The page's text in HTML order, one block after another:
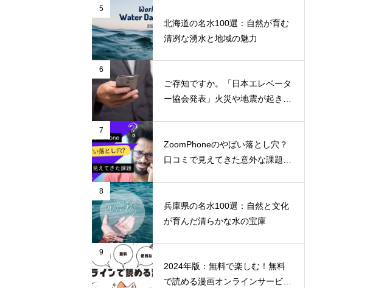
5
北海道の名水100選：自然が育む
清冽な湧水と地域の魅力
6
ご存知ですか。「日本エレベータ
ー協会発表」火災や地震が起きた
7
ZoomPhoneのやばい落とし穴？
口コミで見えてきた意外な課題と
8
兵庫県の名水100選：自然と文化
が育んだ清らかな水の宝庫
9
2024年版：無料で楽しむ！無料
で読める漫画オンラインサービス